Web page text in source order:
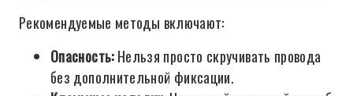
Рекомендуемые методы включают:
Опасность:Нельзя просто скручивать провода
без дополнительной фиксации.